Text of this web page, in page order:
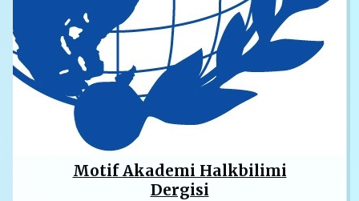
Motif Akademi Halkbilimi
Dergisi